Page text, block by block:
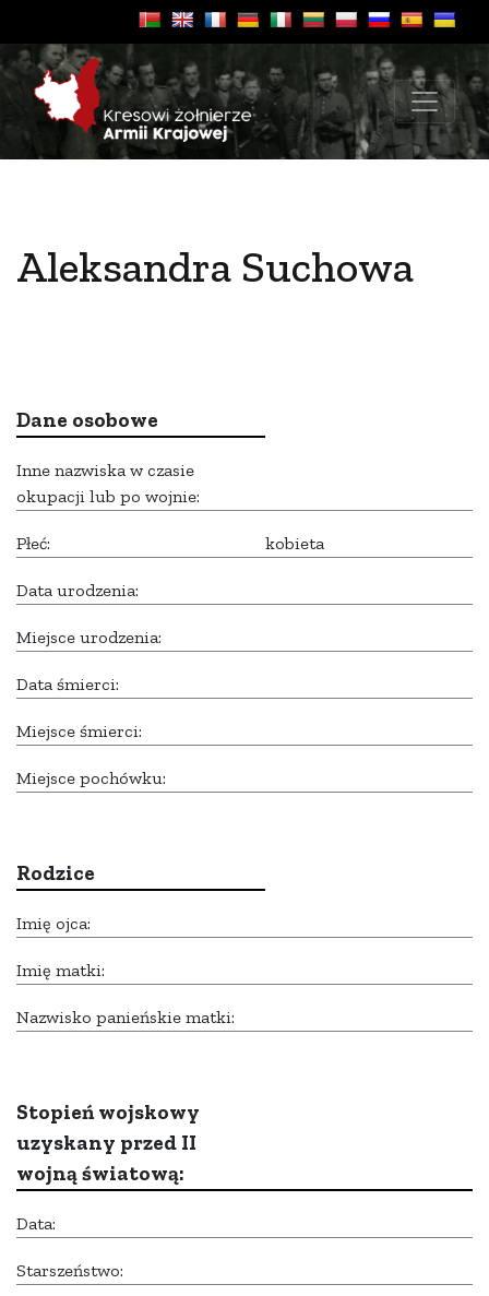
Aleksandra Suchowa
Dane osobowe
Inne nazwiska w czasie
okupacji lub po wojnie:
Płeć: kobieta
Data urodzenia:
Miejsce urodzenia:
Data śmierci:
Miejsce śmierci:
Miejsce pochówku:
Rodzice
Imię ojca:
Imię matki:
Nazwisko panieńskie matki:
Stopień wojskowy
uzyskany przed II
wojną światową:
Data:
Starszeństwo: